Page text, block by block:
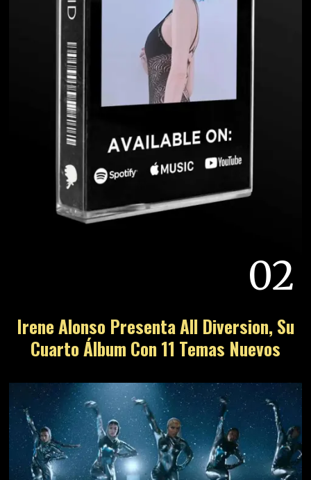
02
Irene Alonso Presenta All Diversion, Su
Cuarto Álbum Con 11 Temas Nuevos